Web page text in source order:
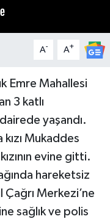
A- A+
Emre Mahallesi
3 katlı
yaşandı.
Mukaddes
evine gitti.
hareketsiz
Merkezi’ne
sağlık ve polis